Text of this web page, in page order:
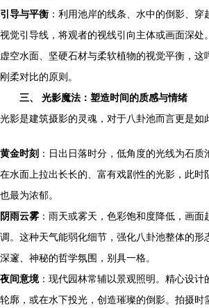
引导与平衡 ：利用池岸的线条、水中的倒影、
视觉引导线，将观者的视线引向主体或画面深处
虚空水面、坚硬石材与柔软植物的视觉平衡，这
刚柔对比的原则。
三、 光影魔法：塑造时间的质感与情绪
光影是建筑摄影的灵魂，对于八卦池而言更是如
黄金时刻 ：日出日落时分，低角度的光线为石
在水面上拉出长长的、富有戏剧性的光影，此时
也最为浓郁。
阴雨云雾 ：雨天或雾天，色彩饱和度降低，画
调。这种天气能弱化细节，强化八卦池整体的形
深邃、神秘的哲学氛围，别具一格。
夜间意境：现代园林常辅以景观照明。精心设计
轮廓，或在水下投光，创造璀璨的倒影。拍摄时